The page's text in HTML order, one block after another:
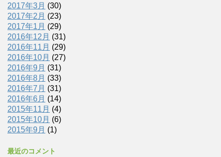
2017年3月 (30)
2017年2月 (23)
2017年1月 (29)
2016年12月 (31)
2016年11月 (29)
2016年10月 (27)
2016年9月 (31)
2016年8月 (33)
2016年7月 (31)
2016年6月 (14)
2015年11月 (4)
2015年10月 (6)
2015年9月 (1)
最近のコメント